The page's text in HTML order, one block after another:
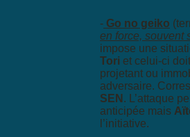
- Go no geiko
en force, souvent
impose une
Tori et celui-ci
projetant ou
adversaire.
SEN . L’attaque
anticipée mais
l’initiative.